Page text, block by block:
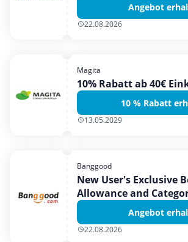
Angebot
22.08.2026
Magita
10% Rabatt ab 40€
10 % Rabatt
13.05.2029
Banggood
New User's Exclusive
Allowance and
Angebot
22.08.2026